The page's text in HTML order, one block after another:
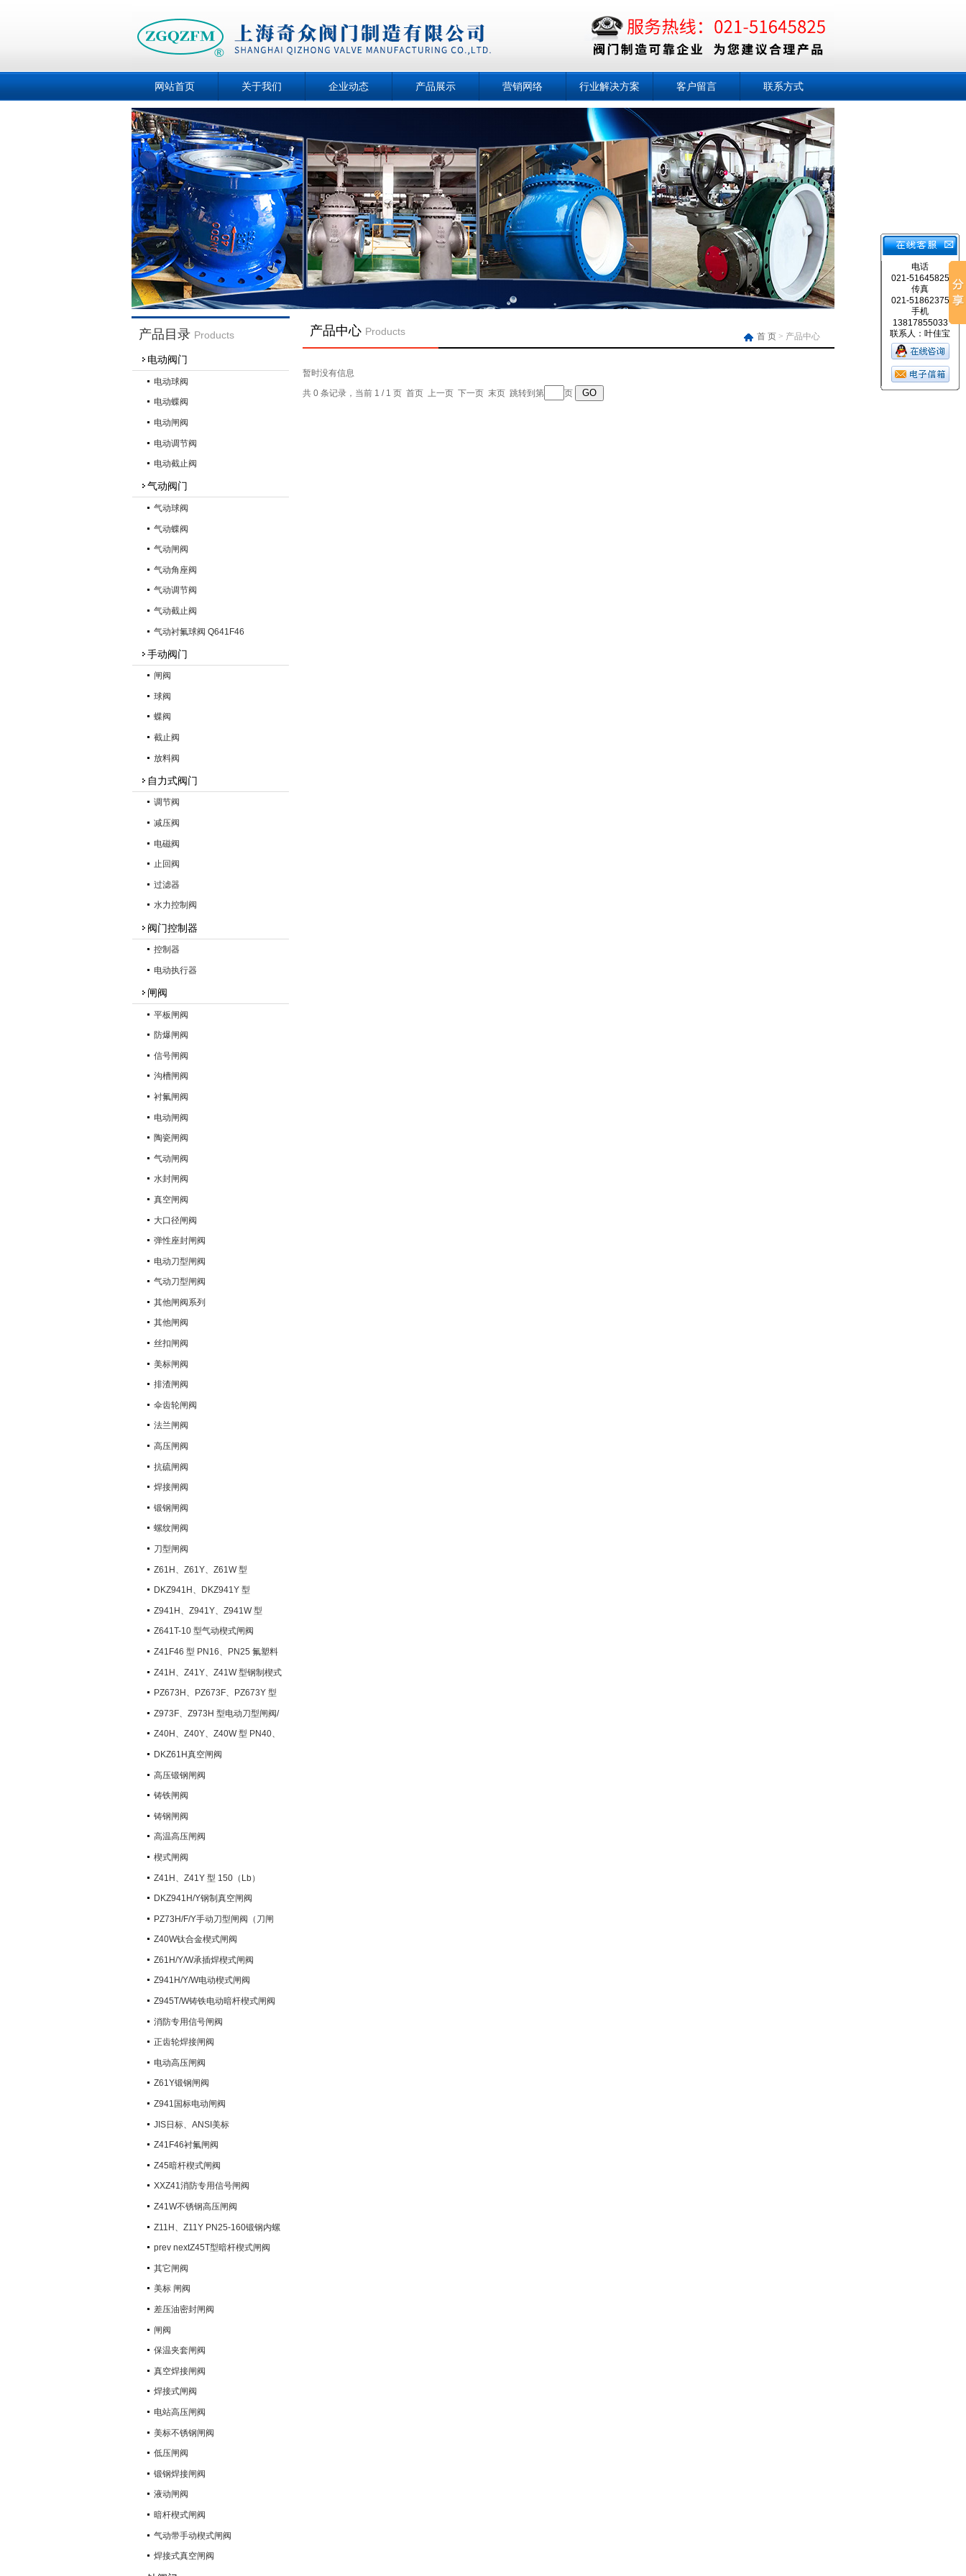
网站首页 关于我们 企业动态 产品展示 营销网络 行业解决方案 客户留言 联系方式
产品目录 Products
电动阀门
电动球阀
电动蝶阀
电动闸阀
电动调节阀
电动截止阀
气动阀门
气动球阀
气动蝶阀
气动闸阀
气动角座阀
气动调节阀
气动截止阀
气动衬氟球阀 Q641F46
手动阀门
闸阀
球阀
蝶阀
截止阀
放料阀
自力式阀门
调节阀
减压阀
电磁阀
止回阀
过滤器
水力控制阀
阀门控制器
控制器
电动执行器
闸阀
平板闸阀
防爆闸阀
信号闸阀
沟槽闸阀
衬氟闸阀
电动闸阀
陶瓷闸阀
气动闸阀
水封闸阀
真空闸阀
大口径闸阀
弹性座封闸阀
电动刀型闸阀
气动刀型闸阀
其他闸阀系列
其他闸阀
丝扣闸阀
美标闸阀
排渣闸阀
伞齿轮闸阀
法兰闸阀
高压闸阀
抗硫闸阀
焊接闸阀
锻钢闸阀
螺纹闸阀
刀型闸阀
Z61H、Z61Y、Z61W 型
PN100~PN160 承插焊楔式闸阀
DKZ941H、DKZ941Y 型
PN10~PN100 钢制真空闸阀
Z941H、Z941Y、Z941W 型
PN100~PN200 钢制电动楔式闸阀
Z641T-10 型气动楔式闸阀
Z41F46 型 PN16、PN25 氟塑料
衬里楔式闸阀
Z41H、Z41Y、Z41W 型钢制楔式
闸阀PZ673H、PZ673F、PZ673Y 型
气动刀型闸阀/刀闸阀
Z973F、Z973H 型电动刀型闸阀/
刀闸阀
Z40H、Z40Y、Z40W 型 PN40、
PN63 钢制楔式闸阀
DKZ61H真空闸阀
高压锻钢闸阀
铸铁闸阀
铸钢闸阀
高温高压闸阀
楔式闸阀
Z41H、Z41Y 型 150（Lb）
~600（Lb） 钢制楔式闸阀
DKZ941H/Y钢制真空闸阀
PZ73H/F/Y手动刀型闸阀（刀闸
阀）Z40W钛合金楔式闸阀
Z61H/Y/W承插焊楔式闸阀
Z941H/Y/W电动楔式闸阀
Z945T/W铸铁电动暗杆楔式闸阀
消防专用信号闸阀
正齿轮焊接闸阀
电动高压闸阀
Z61Y锻钢闸阀
Z941国标电动闸阀
JIS日标、ANSI美标
Z41F46衬氟闸阀
Z45暗杆楔式闸阀
XXZ41消防专用信号闸阀
Z41W不锈钢高压闸阀
Z11H、Z11Y PN25-160锻钢内螺
纹楔式闸阀
prev nextZ45T型暗杆楔式闸阀
其它闸阀
美标 闸阀
差压油密封闸阀
闸阀
保温夹套闸阀
真空焊接闸阀
焊接式闸阀
电站高压闸阀
美标不锈钢闸阀
低压闸阀
锻钢焊接闸阀
液动闸阀
暗杆楔式闸阀
气动带手动楔式闸阀
焊接式真空闸阀
产品中心 Products 首 页 > 产品中心
暂时没有信息
共 0 条记录，当前 1 / 1 页 首页 上一页 下一页 末页 跳转到第
页
电话
021-51645825
传真
021-51862375
手机
13817855033
联系人：叶佳宝